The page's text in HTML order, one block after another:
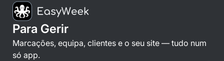
Para Gerir
Marcações, equipa, clientes e o seu site — tudo num
só app.